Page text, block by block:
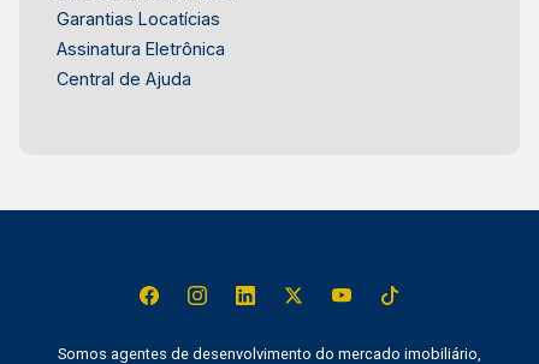
Garantias Locatícias
Assinatura Eletrônica
Central de Ajuda
Somos agentes de desenvolvimento do mercado imobiliário,